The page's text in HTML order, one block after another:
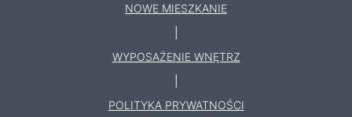
NOWE MIESZKANIE
WYPOSAŻENIE WNĘTRZ
POLITYKA PRYWATNOŚCI